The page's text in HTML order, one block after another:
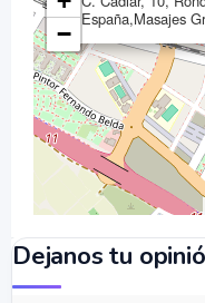
España,Masajes
−
Dejanos tu